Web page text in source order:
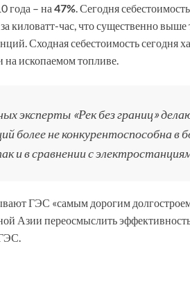
года – на 47% . Сегодня
киловатт-час, что существенно выше
Сходная себестоимость сегодня
ископаемом топливе.
эксперты «Рек без границ»
более не конкурентоспособна в
и в сравнении с
ГЭС «самым дорогим
Азии переосмыслить